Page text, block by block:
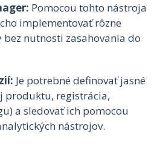
Pomocou tohto nástroja
implementovať rôzne
nutnosti zasahovania do
Je potrebné definovať jasné
produktu, registrácia,
a sledovať ich pomocou
nástrojov.